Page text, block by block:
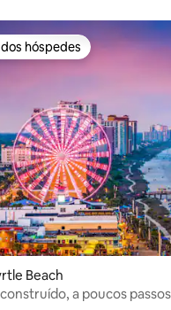
hóspedes mais
hóspedes
Beach
a poucos